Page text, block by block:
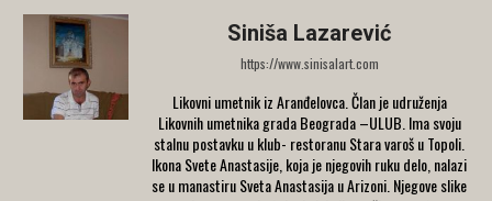
Siniša Lazarević
https://www.sinisalart.com
Likovni umetnik iz Aranđelovca. Član je udruženja
Likovnih umetnika grada Beograda –ULUB. Ima svoju
stalnu postavku u klub- restoranu Stara varoš u Topoli.
Ikona Svete Anastasije, koja je njegovih ruku delo, nalazi
se u manastiru Sveta Anastasija u Arizoni. Njegove slike